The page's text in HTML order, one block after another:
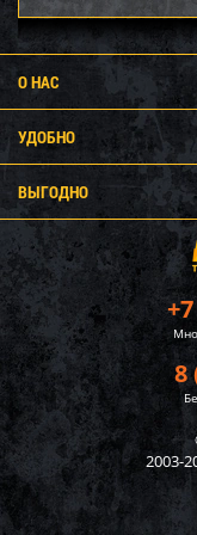
8
2003-
О НАС
УДОБНО
ВЫГОДНО